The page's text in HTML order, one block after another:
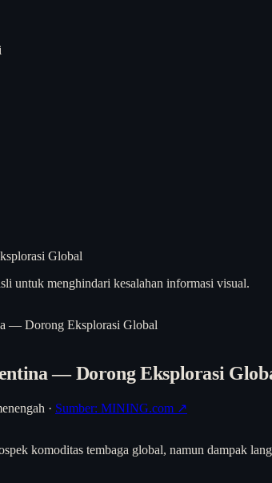
untuk menghindari kesalahan informasi visual.
— Dorong Eksplorasi Global
— Dorong Eksplorasi
· Sumber: MINING.com ↗
komoditas tembaga global, namun dampak